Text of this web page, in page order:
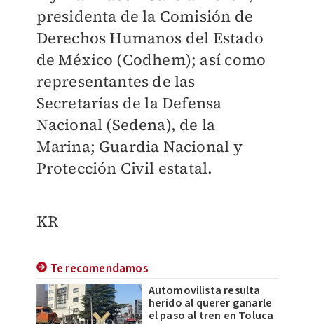
presidenta de la Comisión de
Derechos Humanos del Estado
de México (Codhem); así como
representantes de las
Secretarías de la Defensa
Nacional (Sedena), de la
Marina; Guardia Nacional y
Protección Civil estatal.
KR
Te recomendamos
Automovilista resulta
herido al querer ganarle
el paso al tren en Toluca